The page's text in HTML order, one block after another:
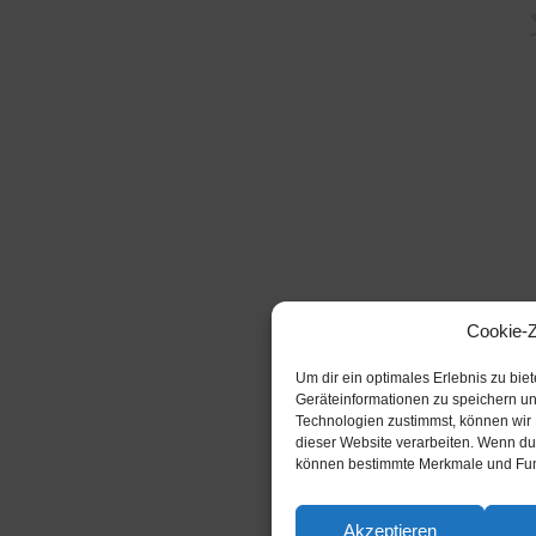
Cookie-
Um dir ein optimales Erlebnis zu
Geräteinformationen zu speichern
Technologien zustimmst, können
dieser Website verarbeiten. Wenn
können bestimmte Merkmale und
Akzeptieren